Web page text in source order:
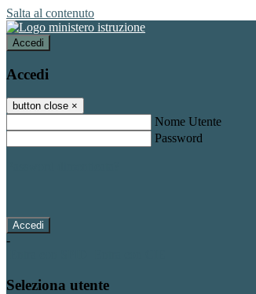
Salta al contenuto
Accedi
Accedi
button close ×
Nome Utente
Password
-
Seleziona utente